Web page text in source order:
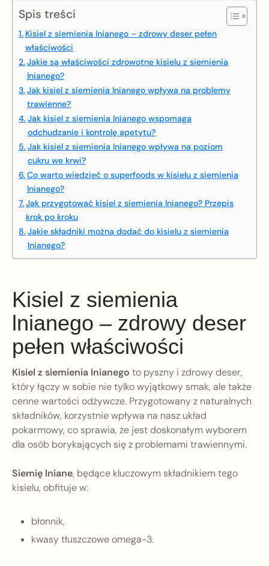
Spis treści
Kisiel z siemienia lnianego – zdrowy deser pełen
właściwości
Jakie są właściwości zdrowotne kisielu z siemienia
lnianego?
Jak kisiel z siemienia lnianego wpływa na problemy
trawienne?
Jak kisiel z siemienia lnianego wspomaga
odchudzanie i kontrolę apetytu?
Jak kisiel z siemienia lnianego wpływa na poziom
cukru we krwi?
Co warto wiedzieć o superfoods w kisielu z siemienia
lnianego?
Jak przygotować kisiel z siemienia lnianego? Przepis
krok po kroku
Jakie składniki można dodać do kisielu z siemienia
lnianego?
Kisiel z siemienia
lnianego – zdrowy deser
pełen właściwości
Kisiel z siemienia lnianego to pyszny i zdrowy deser,
który łączy w sobie nie tylko wyjątkowy smak, ale także
cenne wartości odżywcze. Przygotowany z naturalnych
składników, korzystnie wpływa na nasz układ
pokarmowy, co sprawia, że jest doskonałym wyborem
dla osób borykających się z problemami trawiennymi.
Siemię lniane, będące kluczowym składnikiem tego
kisielu, obfituje w:
błonnik,
kwasy tłuszczowe omega-3.